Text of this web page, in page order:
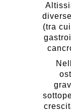
(tra